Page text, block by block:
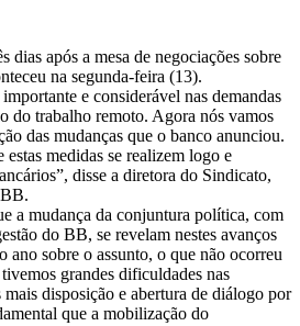
dias após a mesa de negociações sobre
na segunda-feira (13).
e considerável nas demandas
do trabalho remoto. Agora nós vamos
das mudanças que o banco anunciou.
medidas se realizem logo e
disse a diretora do Sindicato,
a mudança da conjuntura política, com
do BB, se revelam nestes avanços
ano sobre o assunto, o que não ocorreu
grandes dificuldades nas
disposição e abertura de diálogo por
que a mobilização do